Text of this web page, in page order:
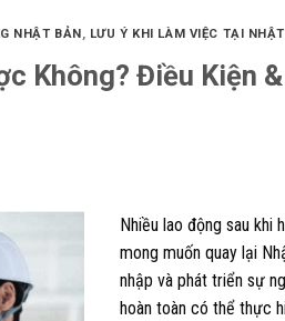
NHẬT BẢN, LƯU Ý KHI LÀM VIỆC TẠI
Không? Điều Kiện
Nhiều lao động sau khi
mong muốn quay lại
nhập và phát triển sự
hoàn toàn có thể thực